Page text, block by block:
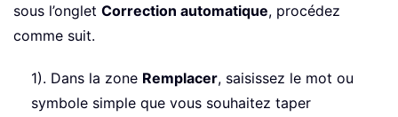
sous l’onglet Correction automatique, procédez
comme suit.
1). Dans la zone Remplacer, saisissez le mot ou
symbole simple que vous souhaitez taper